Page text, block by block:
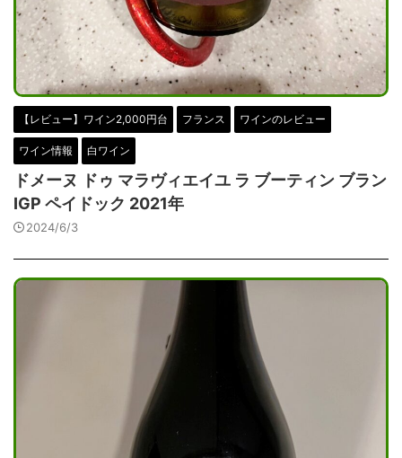
【レビュー】ワイン2,000円台 フランス ワインのレビュー
ワイン情報 白ワイン
ドメーヌ ドゥ マラヴィエイユ ラ ブーティン ブラン
IGP ペイドック 2021年
2024/6/3